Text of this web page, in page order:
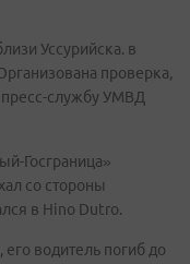
Уссурийска. в
проверка,
службу УМВД
Госграница»
со стороны
в Hino Dutro.
водитель погиб до